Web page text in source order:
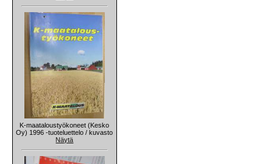
K-maataloustyökoneet (Kesko
Oy) 1996 -tuoteluettelo / kuvasto
Näytä